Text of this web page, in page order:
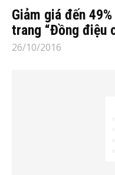
Giảm giá đến
trang “Đồng điệu
26/10/2016